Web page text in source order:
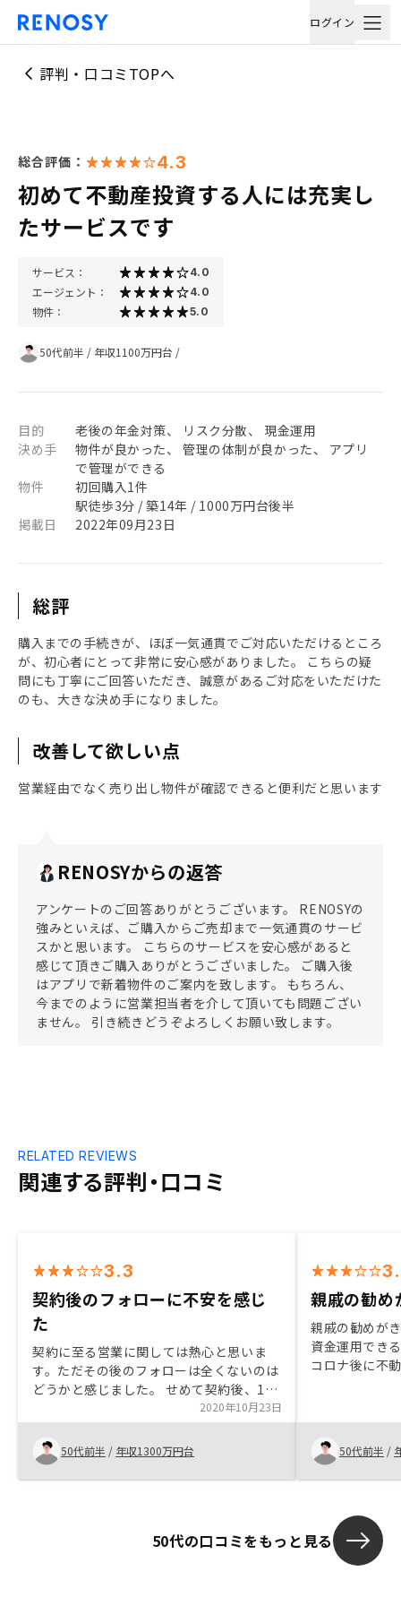
ログイン
評判・口コミTOPへ
総合評価： 4.3
初めて不動産投資する人には充実し
たサービスです
サービス： 4.0
エージェント： 4.0
物件： 5.0
50代前半 / 年収1100万円台 /
目的
老後の年金対策、 リスク分散、 現金運用
決め手
物件が良かった、 管理の体制が良かった、 アプリ
で管理ができる
物件
初回購入1件
駅徒歩3分 / 築14年 / 1000万円台後半
掲載日
2022年09月23日
総評
購入までの手続きが、ほぼ一気通貫でご対応いただけるところ
が、初心者にとって非常に安心感がありました。 こちらの疑
問にも丁寧にご回答いただき、誠意があるご対応をいただけた
のも、大きな決め手になりました。
改善して欲しい点
営業経由でなく売り出し物件が確認できると便利だと思います
RENOSYからの返答
アンケートのご回答ありがとうございます。 RENOSYの
強みといえば、ご購入からご売却まで一気通貫のサービ
スかと思います。 こちらのサービスを安心感があると
感じて頂きご購入ありがとうございました。 ご購入後
はアプリで新着物件のご案内を致します。 もちろん、
今までのように営業担当者を介して頂いても問題ござい
ません。 引き続きどうぞよろしくお願い致します。
関連する評判・口コミ
RELATED REVIEWS
3.3
契約後のフォローに不安を感じ
た
契約に至る営業に関しては熱心と思いま
す。ただその後のフォローは全くないのは
どうかと感じました。 せめて契約後、1ヶ
月は親切なフォロー必要と思いました。
また無事決済され、物件引き渡しの連絡が
当人でなく事務的なメールで連絡だけども
少しびっくりしました。 初めの購入は無
事に引き渡しされるか不安に感じると思う
す。チームといいながら誰も責任を持って
2020年10月23日
50代前半 / 年収1300万円台
親戚の勧め
親戚の勧めが
資金運用でき
コロナ後に不
50代前半 /
50代の口コミをもっと見る